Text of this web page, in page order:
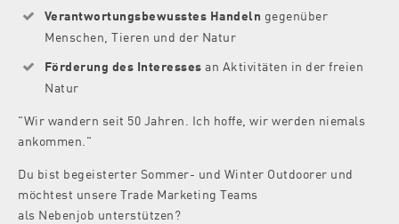
Verantwortungsbewusstes Handeln gegenüber
Menschen, Tieren und der Natur
​Förderung des Interesses an Aktivitäten in der freien
Natur
"Wir wandern seit 50 Jahren. Ich hoffe, wir werden niemals
ankommen."
Du bist begeisterter Sommer- und Winter Outdoorer und
möchtest unsere Trade Marketing Teams
als Nebenjob unterstützen?